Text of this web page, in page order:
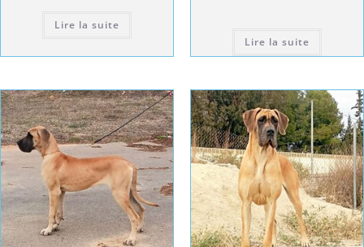
Lire la suite
Lire la suite